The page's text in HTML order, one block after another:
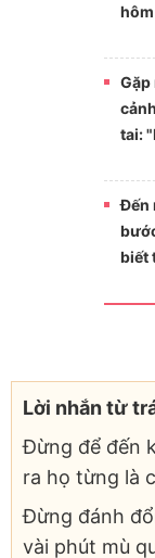
Gặp
tai:
Đến
biết
Lời nhắn từ
Đừng để đến
ra họ từng là
Đừng đánh
vài phút mù